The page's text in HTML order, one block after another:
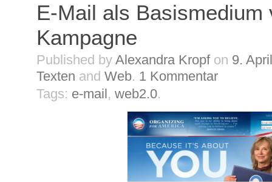
E-Mail als Basismedium
Kampagne
Published by Alexandra Kropf on 9.
Texten and Web. 1 Kommentar
Tags: e-mail , web2.0.